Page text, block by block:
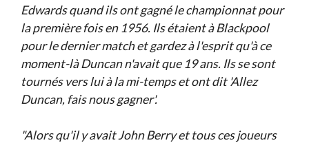
Edwards quand ils ont gagné le championnat pour
la première fois en 1956. Ils étaient à Blackpool
pour le dernier match et gardez à l'esprit qu'à ce
moment-là Duncan n'avait que 19 ans. Ils se sont
tournés vers lui à la mi-temps et ont dit 'Allez
Duncan, fais nous gagner'.
"Alors qu'il y avait John Berry et tous ces joueurs